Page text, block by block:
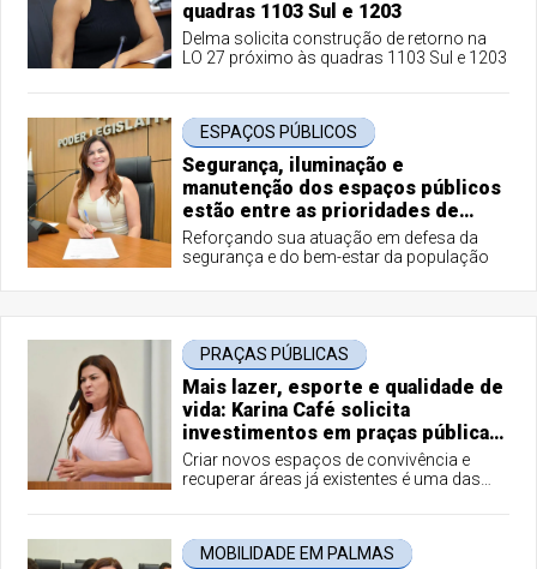
quadras 1103 Sul e 1203
Delma solicita construção de retorno na
LO 27 próximo às quadras 1103 Sul e 1203
ESPAÇOS PÚBLICOS
Segurança, iluminação e
manutenção dos espaços públicos
estão entre as prioridades de
Karina Café
Reforçando sua atuação em defesa da
segurança e do bem-estar da população
PRAÇAS PÚBLICAS
Mais lazer, esporte e qualidade de
vida: Karina Café solicita
investimentos em praças públicas
de Palmas
Criar novos espaços de convivência e
recuperar áreas já existentes é uma das
MOBILIDADE EM PALMAS